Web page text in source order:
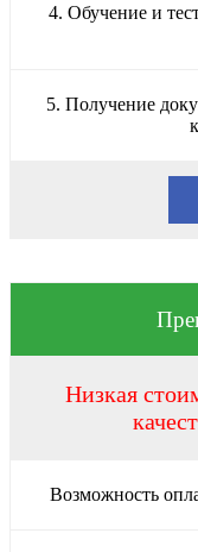
4. Обучение и
5. Получение
Низкая
Возможность